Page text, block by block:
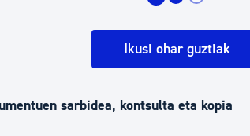
Ikusi ohar guztiak
sarbidea, kontsulta eta kopia